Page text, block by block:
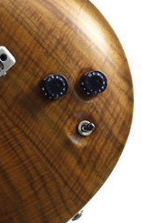
電子ピアノ
その他楽器
エフェクター